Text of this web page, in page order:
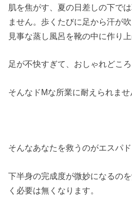
肌を焦がす、夏の日差しの下で
ません。歩くたびに足から汗が
見事な蒸し風呂を靴の中に作り上
足が不快すぎて、おしゃれどころ
そんなドMな所業に耐えられませ
そんなあなたを救うのがエスパド
下半身の完成度が微妙になるの
く必要は無くなります。